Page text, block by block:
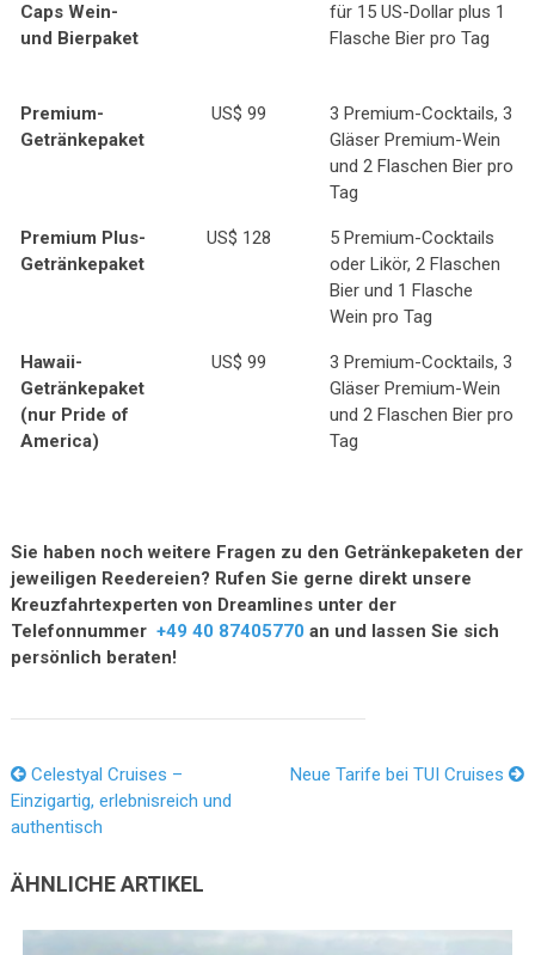
Caps Wein-
und Bierpaket
für 15 US-Dollar plus 1
Flasche Bier pro Tag
Premium-
Getränkepaket
US$ 99
3 Premium-Cocktails, 3
Gläser Premium-Wein
und 2 Flaschen Bier pro
Tag
Premium Plus-
Getränkepaket
US$ 128
5 Premium-Cocktails
oder Likör, 2 Flaschen
Bier und 1 Flasche
Wein pro Tag
Hawaii-
Getränkepaket
(nur Pride of
America)
US$ 99
3 Premium-Cocktails, 3
Gläser Premium-Wein
und 2 Flaschen Bier pro
Tag
Sie haben noch weitere Fragen zu den Getränkepaketen der
jeweiligen Reedereien? Rufen Sie gerne direkt unsere
Kreuzfahrtexperten von Dreamlines unter der
Telefonnummer +49 40 87405770 an und lassen Sie sich
persönlich beraten!
Celestyal Cruises –
Einzigartig, erlebnisreich und
authentisch
Neue Tarife bei TUI Cruises
ÄHNLICHE ARTIKEL